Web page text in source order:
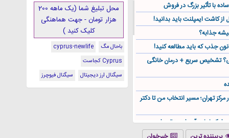
با تأثیر بزرگ در فروش
جذابه؟
جذب که باید مطالعه کنید!
تشخیص سریع + درمان خانگی
مرکز تهران؛ مسیر انتخاب من تا دکتر
کجا باید آن را مستقیم از
محل تبلیغ شما (یک ماهه 200
هزار تومان - جهت هماهنگی
کلیک کنید )
باحال مگ
cyprus-newlife
Cyprus کجاست
سیگنال ارز دیجیتال
سیگنال فیوچرز